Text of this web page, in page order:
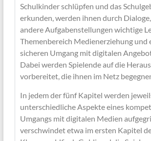
Schulkinder schlüpfen und das
erkunden, werden ihnen durch
andere Aufgabenstellungen wichtige
Themenbereich Medienerziehung und
sicheren Umgang mit digitalen
Dabei werden Spielende auf die
vorbereitet, die ihnen im Netz
In jedem der fünf Kapitel werden
unterschiedliche Aspekte eines
Umgangs mit digitalen Medien
verschwindet etwa im ersten Kapitel